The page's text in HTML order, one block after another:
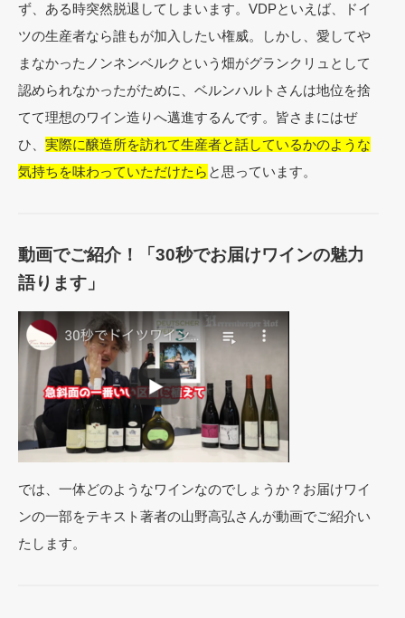
ず、ある時突然脱退してしまいます。VDPといえば、ドイ
ツの生産者なら誰もが加入したい権威。しかし、愛してや
まなかったノンネンベルクという畑がグランクリュとして
認められなかったがために、ベルンハルトさんは地位を捨
てて理想のワイン造りへ邁進するんです。 皆さまにはぜ
ひ、 実際に醸造所を訪れて生産者と話しているかのような
気持ちを味わっていただけたら と思っています。
動画でご紹介！「30秒でお届けワインの魅力
語ります」
では、一体どのようなワインなのでしょうか？お届けワイ
ンの一部をテキスト著者の山野高弘さんが動画でご紹介い
たします。